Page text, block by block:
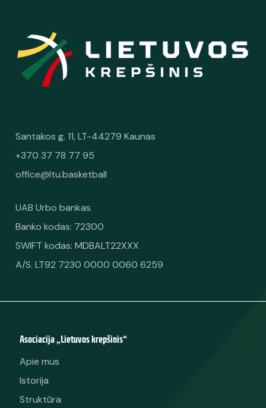
Santakos g. 11, LT-44279 Kaunas
+370 37 78 77 95
office@ltu.basketball
UAB Urbo bankas
Banko kodas: 72300
SWIFT kodas: MDBALT22XXX
A/S. LT92 7230 0000 0060 6259
Asociacija „Lietuvos krepšinis“
Apie mus
Istorija
Struktūra